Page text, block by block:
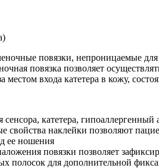
повязки, непроницаемые для
повязка позволяет
местом входа катетера в кожу,
катетера, гипоаллергенный
свойства наклейки позволяют
ее ношения
повязки позволяет
полосок для дополнительной